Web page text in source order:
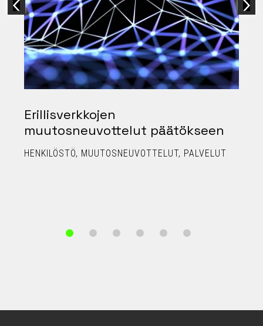
Erillisverkkojen
muutosneuvottelut päätökseen
HENKILÖSTÖ MUUTOSNEUVOTTELUT PALVELUT